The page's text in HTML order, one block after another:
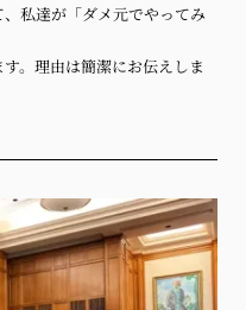
私達が「ダメ元でやってみ
。理由は簡潔にお伝えしま